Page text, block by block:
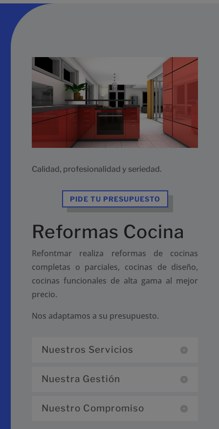
Calidad, profesionalidad y seriedad.
PIDE TU PRESUPUESTO
Reformas Cocina
Refontmar realiza reformas de cocinas
completas o parciales, cocinas de diseño,
cocinas funcionales de alta gama al mejor
precio.
Nos adaptamos a su presupuesto.
Nuestros Servicios
Nuestra Gestión
Nuestro Compromiso